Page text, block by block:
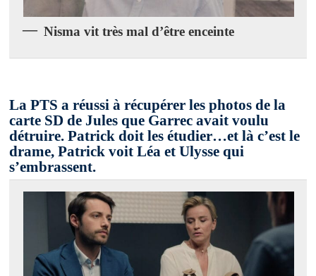
Nisma vit très mal d’être enceinte
La PTS a réussi à récupérer les photos de la
carte SD de Jules que Garrec avait voulu
détruire. Patrick doit les étudier…et là c’est le
drame, Patrick voitLéa et Ulysse qui
s’embrassent.